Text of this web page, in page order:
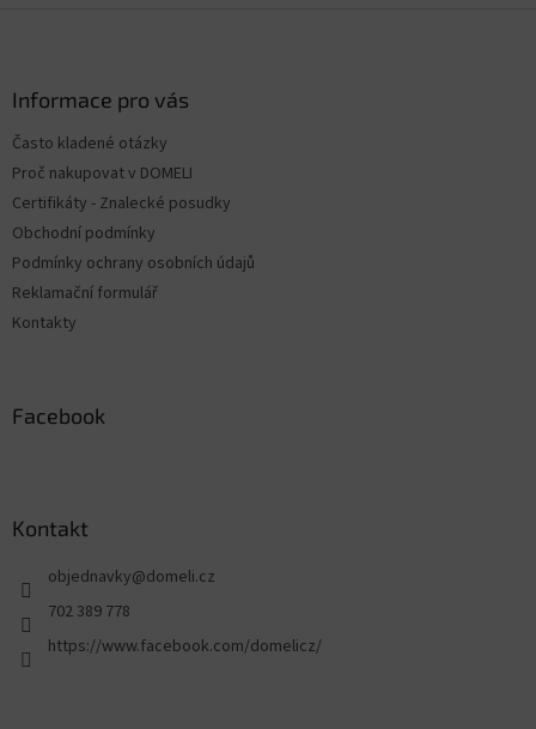
Informace pro vás
Často kladené otázky
Proč nakupovat v DOMELI
Certifikáty - Znalecké posudky
Obchodní podmínky
Podmínky ochrany osobních údajů
Reklamační formulář
Kontakty
Facebook
Kontakt
objednavky@domeli.cz
702 389 778
https://www.facebook.com/domelicz/